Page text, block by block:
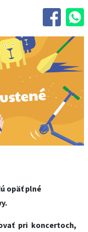
opäť plné
pri koncertoch,